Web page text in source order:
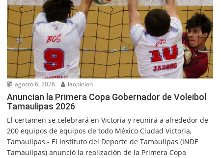
agosto 6, 2026 laopinion
Anuncian la Primera Copa Gobernador de Voleibol
Tamaulipas 2026
El certamen se celebrará en Victoria y reunirá a alrededor de
200 equipos de equipos de todo México Ciudad Victoria,
Tamaulipas.- El Instituto del Deporte de Tamaulipas (INDE
Tamaulipas) anunció la realización de la Primera Copa